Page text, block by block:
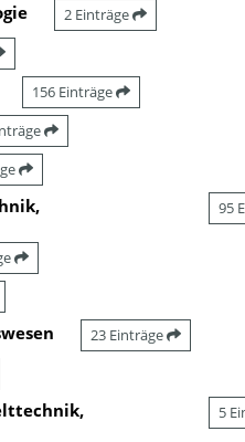
2 Einträge
156 Einträge
95
23 Einträge
5